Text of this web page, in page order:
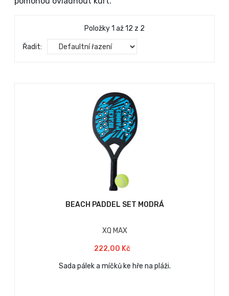
Položky 1 až 12 z 2
Řadit:
BEACH PADDEL SET MODRÁ
XQ MAX
222,00 Kč
Sada pálek a míčků ke hře na pláži.